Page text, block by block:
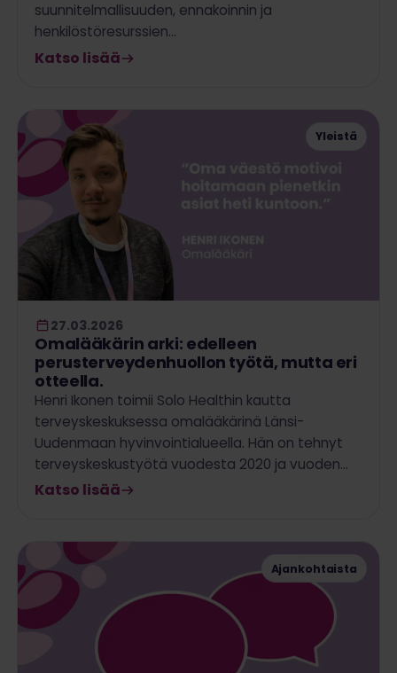
suunnitelmallisuuden, ennakoinnin ja
henkilöstöresurssien…
Katso lisää
Yleistä
27.03.2026
Omalääkärin arki: edelleen
perusterveydenhuollon työtä, mutta eri
otteella.
Henri Ikonen toimii Solo Healthin kautta
terveyskeskuksessa omalääkärinä Länsi-
Uudenmaan hyvinvointialueella. Hän on tehnyt
terveyskeskustyötä vuodesta 2020 ja vuoden…
Katso lisää
Ajankohtaista